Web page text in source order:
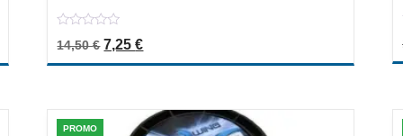
out
14,50€ Il prezzo originale era: 14,50 €.
7,25€Il prezzo attuale è: 7,25 €.
PROMO